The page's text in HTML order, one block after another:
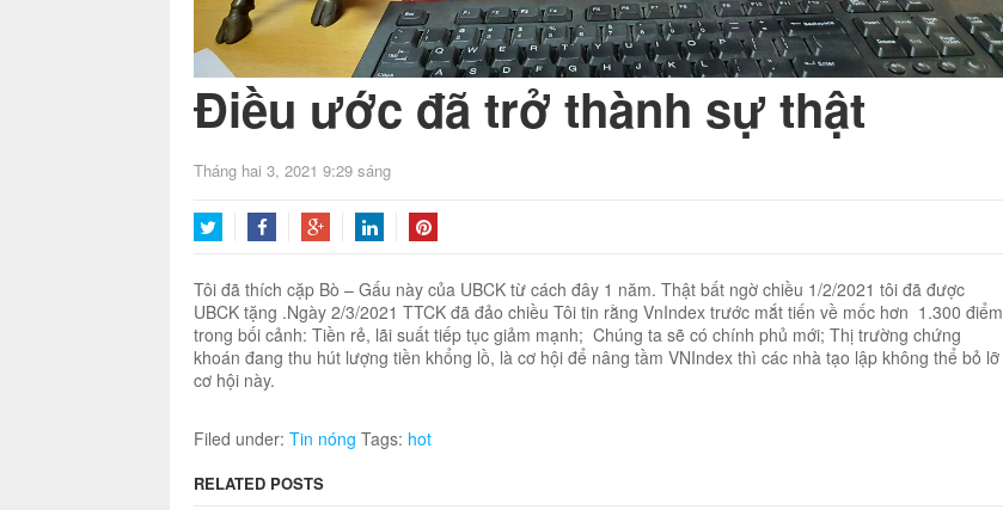
Điều ước đã trở thành sự thật
Tháng hai 3, 2021 9:29 sáng
Tôi đã thích cặp Bò – Gấu này của UBCK từ cách đây 1 năm. Thật bất ngờ chiều 1/2/2021 tôi đã được
UBCK tặng .Ngày 2/3/2021 TTCK đã đảo chiều Tôi tin rằng VnIndex trước mắt tiến về mốc hơn 1.300 điểm
trong bối cảnh: Tiền rẻ, lãi suất tiếp tục giảm mạnh; Chúng ta sẽ có chính phủ mới; Thị trường chứng
khoán đang thu hút lượng tiền khổng lồ, là cơ hội để nâng tầm VNIndex thì các nhà tạo lập không thể bỏ lỡ
cơ hội này.
Filed under: Tin nóng Tags: hot
RELATED POSTS